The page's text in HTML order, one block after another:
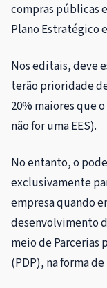
compras públicas
Plano Estratégico
Nos editais, deve
terão prioridade
20% maiores que
não for uma EES).
No entanto, o
exclusivamente
empresa quando
desenvolvimento
meio de Parcerias
(PDP), na forma